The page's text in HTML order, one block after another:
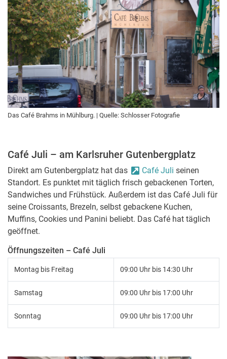
Das Café Brahms in Mühlburg. | Quelle: Schlosser Fotografie
Café Juli – am Karlsruher Gutenbergplatz
Direkt am Gutenbergplatz hat das Café Juli seinen
Standort. Es punktet mit täglich frisch gebackenen Torten,
Sandwiches und Frühstück. Außerdem ist das Café Juli für
seine Croissants, Brezeln, selbst gebackene Kuchen,
Muffins, Cookies und Panini beliebt. Das Café hat täglich
geöffnet.
Öffnungszeiten – Café Juli
Montag bis Freitag 09:00 Uhr bis 14:30 Uhr
Samstag 09:00 Uhr bis 17:00 Uhr
Sonntag 09:00 Uhr bis 17:00 Uhr